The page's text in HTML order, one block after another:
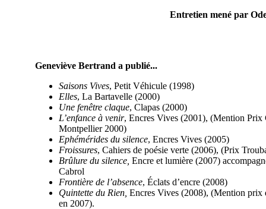
Entretien mené par
Geneviève Bertrand a publié...
Saisons Vives, Petit Véhicule (1998)
Elles, La Bartavelle (2000)
Une fenêtre claque, Clapas (2000)
L’enfance à venir, Encres Vives (2001), (Mention Prix
Montpellier 2000)
Ephémérides du silence, Encres Vives (2005)
Froissures, Cahiers de poésie verte (2006), (Prix
Brûlure du silence, Encre et lumière (2007)
Cabrol
Frontière de l’absence, Éclats d’encre (2008)
Quintette du Rien, Encres Vives (2008), (Mention
en 2007).